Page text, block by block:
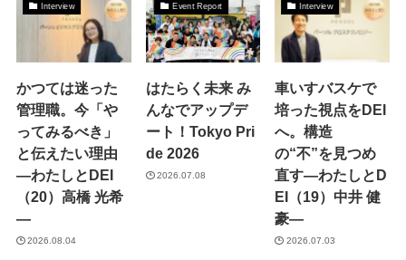
Interview
かつては迷った
管理職。今「や
ってみるべき」
と伝えたい理由
―わたしとDEI
（20）高橋 光希
―
2026.08.04
Event Report
はたらく未来 み
んなでアップデ
ート！Tokyo Pri
de 2026
2026.07.08
Interview
車いすバスケで
培った視点をDEI
へ。構造
の“不”を見つめ
直す―わたしとD
EI（19）中井 健
豪―
2026.07.03